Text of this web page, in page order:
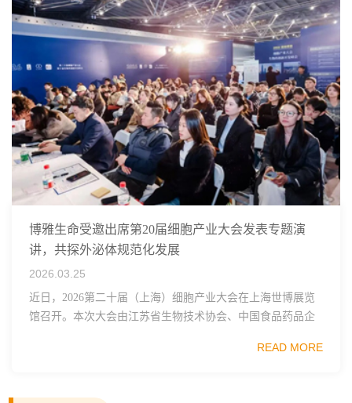
博雅生命受邀出席第20届细胞产业大会发表专题演
讲，共探外泌体规范化发展
2026.03.25
近日，2026第二十届（上海）细胞产业大会在上海世博展览
馆召开。本次大会由江苏省生物技术协会、中国食品药品企
范区生物医药行业协会、瑞士日内瓦长寿科学...
READ MORE